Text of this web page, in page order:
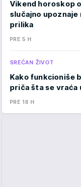
Vikend horoskop
slučajno upoznaje
prilika
PRE 5 H
SREĆAN ŽIVOT
Kako funkcioniše
priča šta se vraća
PRE 18 H